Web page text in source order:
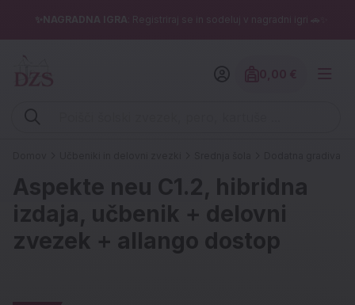
✨NAGRADNA IGRA : Registriraj se in sodeluj v nagradni igri 🚗✨
Vpišite iskalni niz (šolski zvezek, pero, kartuše ...)
Aspekte neu C1.2, hibridna
izdaja, učbenik + delovni
zvezek + allango dostop